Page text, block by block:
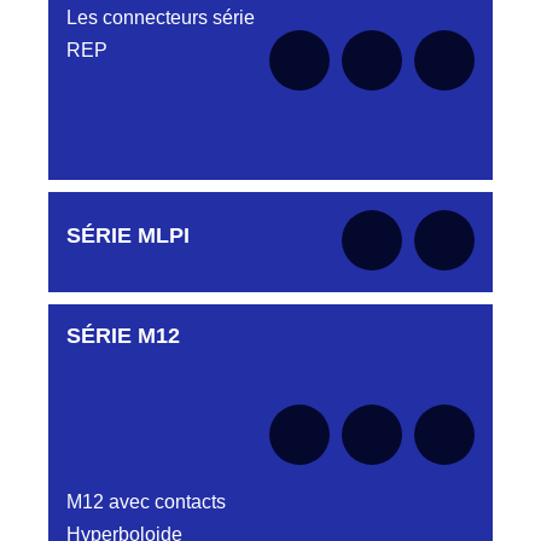
Les connecteurs série
REP
Aucune pièce disponible pour cette série pour
SÉRIE MLPI
Aucune pièce disponible pour cette série pour
SÉRIE M12
M12 avec contacts
Hyperboloide